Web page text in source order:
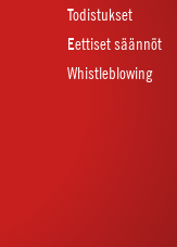
Todistukset
Eettiset säännöt
Whistleblowing